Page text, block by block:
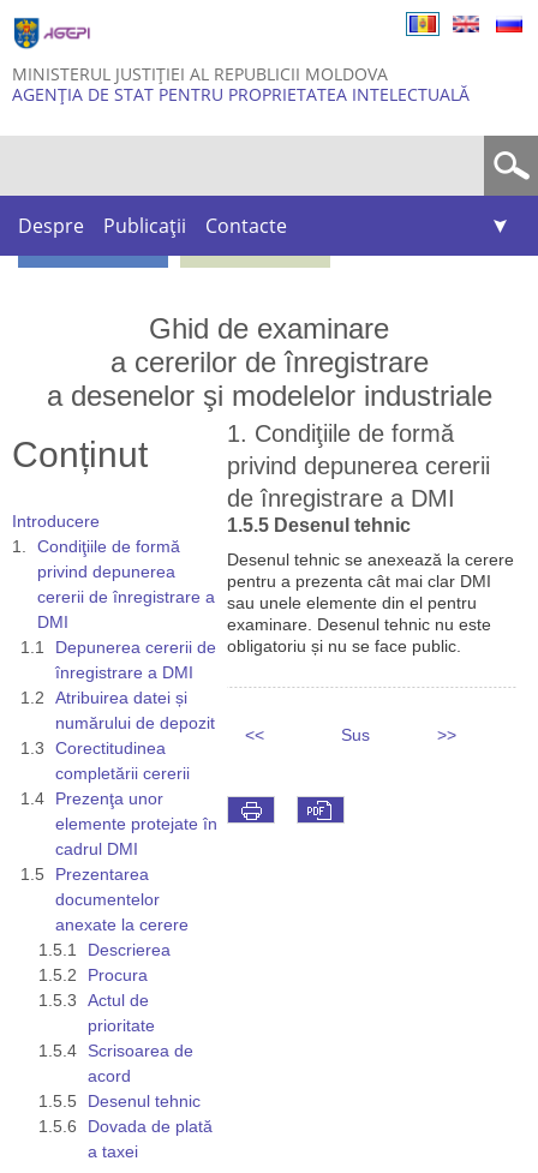
content
MINISTERUL JUSTIȚIEI AL REPUBLICII MOLDOVA
AGENȚIA DE STAT PENTRU PROPRIETATEA INTELECTUALĂ
Despre Publicații Contacte
Ghid de examinare
a cererilor de înregistrare
a desenelor şi modelelor industriale
Conținut
Introducere
Condiţiile de formă
privind depunerea
cererii de înregistrare a
DMI
Depunerea cererii de
înregistrare a DMI
Atribuirea datei și
numărului de depozit
Corectitudinea
completării cererii
Prezenţa unor
elemente protejate în
cadrul DMI
Prezentarea
documentelor
anexate la cerere
Descrierea
Procura
Actul de
prioritate
Scrisoarea de
acord
Desenul tehnic
Dovada de plată
a taxei
1. Condiţiile de formă
privind depunerea cererii
de înregistrare a DMI
1.5.5 Desenul tehnic
Desenul tehnic se anexează la cerere
pentru a prezenta cât mai clar DMI
sau unele elemente din el pentru
examinare. Desenul tehnic nu este
obligatoriu și nu se face public.
<< Sus >>